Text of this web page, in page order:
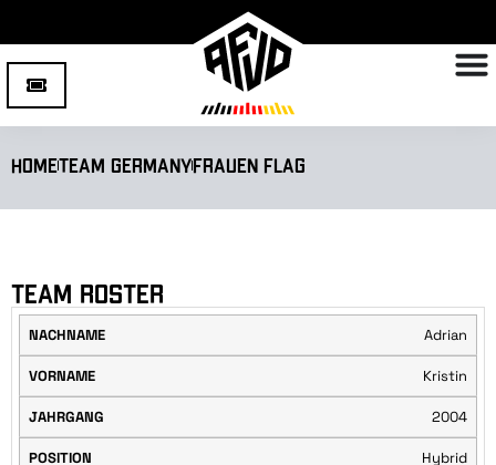
HomeTeam GermanyFrauen Flag
Team Roster
NACHNAME POSITION
Adrian
Kristin
2004
Hybrid